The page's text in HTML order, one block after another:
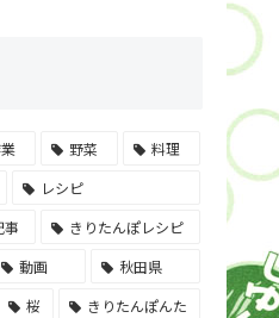
野菜
料理
レシピ
事
きりたんぽレシピ
動画
秋田県
桜
きりたんぽんた